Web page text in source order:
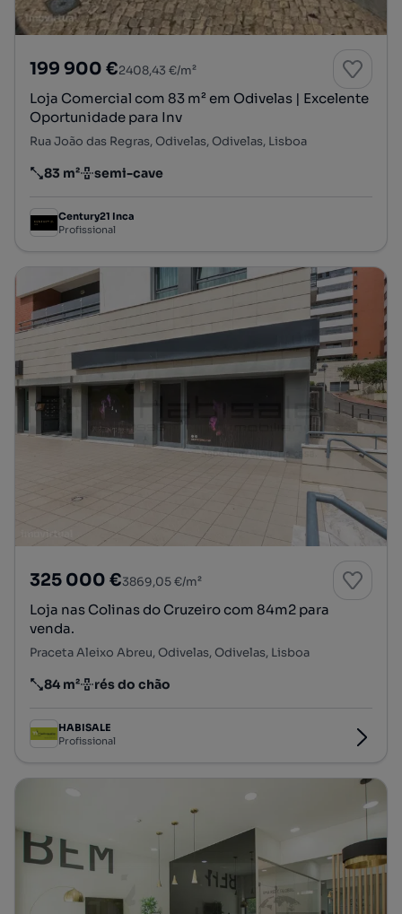
199 900 €2408,43 €/m²
Loja Comercial com 83 m² em Odivelas | Excelente
Oportunidade para Inv
Rua João das Regras, Odivelas, Odivelas, Lisboa
Preço por metro quadrado
83 m²
Andar semi-cave
Century21 Inca
Profissional
325 000 €3869,05 €/m²
Loja nas Colinas do Cruzeiro com 84m2 para
venda.
Praceta Aleixo Abreu, Odivelas, Odivelas, Lisboa
Preço por metro quadrado
84 m²
Andar rés do chão
HABISALE
Profissional